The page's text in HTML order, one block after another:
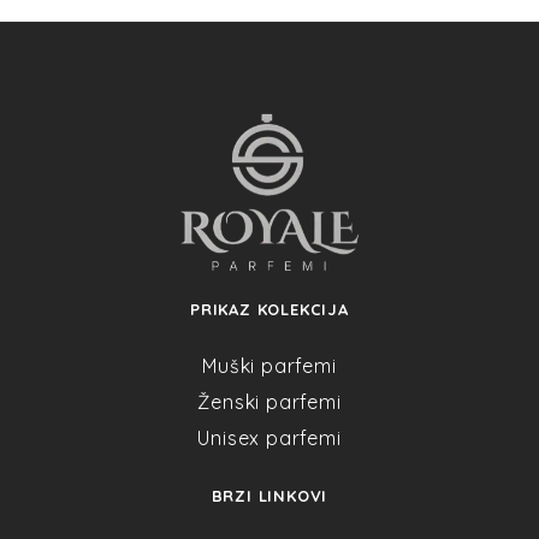
PRIKAZ KOLEKCIJA
Muški parfemi
Ženski parfemi
Unisex parfemi
BRZI LINKOVI